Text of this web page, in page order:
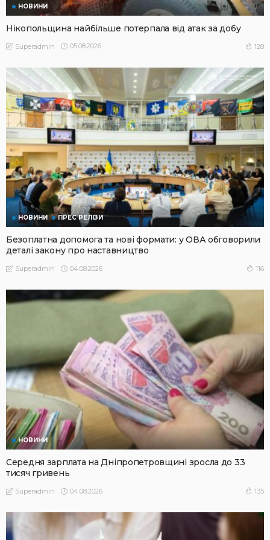
НОВИНИ
Нікопольщина найбільше потерпала від атак за добу
Superadmin 05.08.2026 128
НОВИНИ ПРЕС РЕЛІЗИ
Безоплатна допомога та нові формати: у ОВА обговорили
деталі закону про наставництво
Superadmin 04.08.2026 116
НОВИНИ
Середня зарплата на Дніпропетровщині зросла до 33
тисяч гривень
Superadmin 04.08.2026 135